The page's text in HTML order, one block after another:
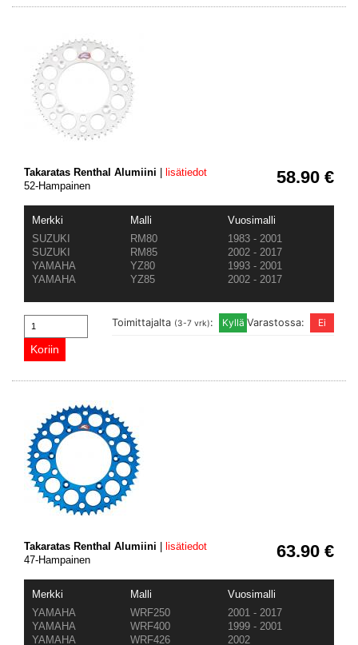
58.90 €
Takaratas Renthal Alumiini
lisätiedot
52-Hampainen
Merkki Malli
Vuosimalli
SUZUKI
RM80
1983 - 2001
SUZUKI
RM85
2002 - 2017
YAMAHA
YZ80
1993 - 2001
YAMAHA
YZ85 2002 - 2017
Varastossa:
Toimittajalta (3-7 vrk):
63.90 €
Takaratas Renthal Alumiini
lisätiedot
47-Hampainen
Merkki Malli
Vuosimalli
YAMAHA
WRF250
2001 - 2017
YAMAHA
WRF400
1999 - 2001
YAMAHA
WRF426 2002